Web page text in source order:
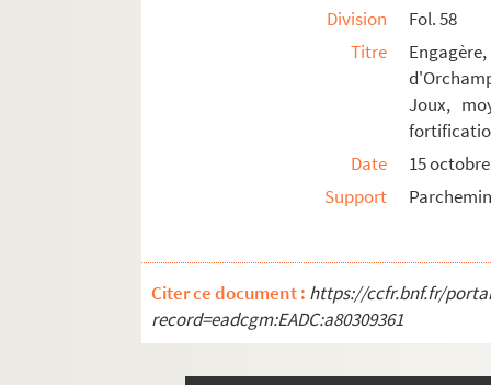
Fol. 142. Institution de lieutenant général
Ms 1210. Recueil Boisot. Pièces diverses « C.
Ms 1211. Recueils Boisot. Pièces diverses, «
Ms 1212. Recueils Boisot. Pièces diverses, «
Ms 1213. Recueils Boisot. Pièces diverses, «
Ms 1214. Recueils Boisot. Pièces diverses,
Ms 1216. Recueils Boisot. Pièces
Ms 1217 à 1249. Histoire, épigraphie,
Ms 1250 à 1285. Histoire du livre
Division
Fol. 58
Titre
Joux,
Date
15
Support
Citer ce document : https://ccfr.bnf.fr/
record=eadcgm:EADC:a80309361